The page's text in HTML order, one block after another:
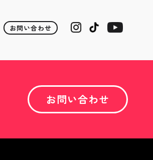
お問い合わせ
お問い合わせ